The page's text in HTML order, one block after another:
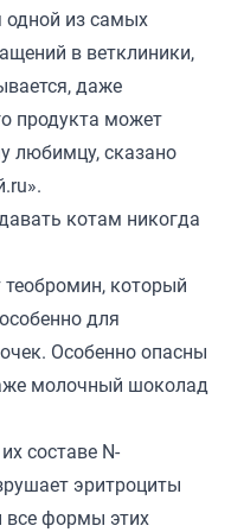
из самых
в ветклиники,
даже
продукта может
любимцу, сказано
».
котам никогда
который
для
Особенно опасны
молочный шоколад
составе N-
эритроциты
все формы этих